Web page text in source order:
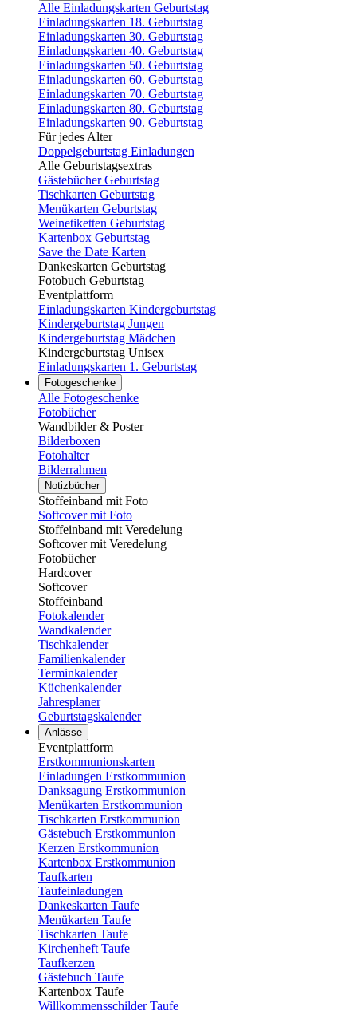
Alle Einladungskarten Geburtstag
Einladungskarten 18. Geburtstag
Einladungskarten 30. Geburtstag
Einladungskarten 40. Geburtstag
Einladungskarten 50. Geburtstag
Einladungskarten 60. Geburtstag
Einladungskarten 70. Geburtstag
Einladungskarten 80. Geburtstag
Einladungskarten 90. Geburtstag
Für jedes Alter
Doppelgeburtstag Einladungen
Alle Geburtstagsextras
Gästebücher Geburtstag
Tischkarten Geburtstag
Menükarten Geburtstag
Weinetiketten Geburtstag
Kartenbox Geburtstag
Save the Date Karten
Dankeskarten Geburtstag
Fotobuch Geburtstag
Eventplattform
Einladungskarten Kindergeburtstag
Kindergeburtstag Jungen
Kindergeburtstag Mädchen
Kindergeburtstag Unisex
Einladungskarten 1. Geburtstag
Fotogeschenke
Alle Fotogeschenke
Fotobücher
Wandbilder & Poster
Bilderboxen
Fotohalter
Bilderrahmen
Notizbücher
Stoffeinband mit Foto
Softcover mit Foto
Stoffeinband mit Veredelung
Softcover mit Veredelung
Fotobücher
Hardcover
Softcover
Stoffeinband
Fotokalender
Wandkalender
Tischkalender
Familienkalender
Terminkalender
Küchenkalender
Jahresplaner
Geburtstagskalender
Anlässe
Eventplattform
Erstkommunionskarten
Einladungen Erstkommunion
Danksagung Erstkommunion
Menükarten Erstkommunion
Tischkarten Erstkommunion
Gästebuch Erstkommunion
Kerzen Erstkommunion
Kartenbox Erstkommunion
Taufkarten
Taufeinladungen
Dankeskarten Taufe
Menükarten Taufe
Tischkarten Taufe
Kirchenheft Taufe
Taufkerzen
Gästebuch Taufe
Kartenbox Taufe
Willkommensschilder Taufe